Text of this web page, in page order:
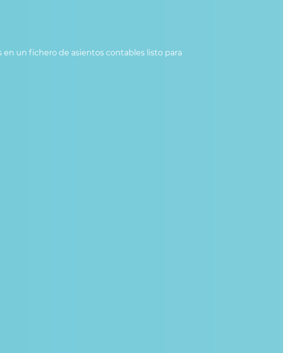
en un fichero de asientos contables listo para